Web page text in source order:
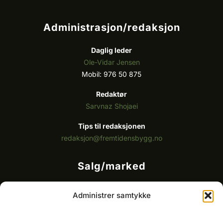
Administrer samtykke
Administrasjon/redaksjon
Daglig leder
Ole-Vidar Jensen
Mobil: 976 50 875
Redaktør
Sarvnaz Shojaei
Tips til redaksjonen
redaksjon@fremtidensbygg.no
Salg/marked
Ole-Vidar Jensen